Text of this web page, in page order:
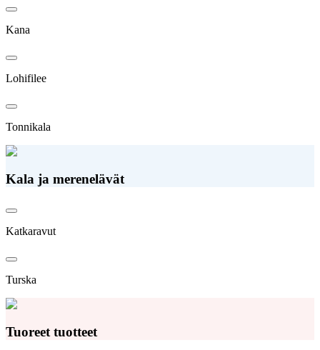
Kana
Lohifilee
Tonnikala
Kala ja merenelävät
Katkaravut
Turska
Tuoreet tuotteet